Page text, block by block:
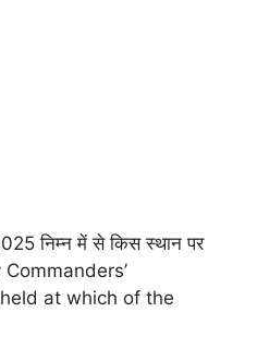
निम्न में से किस स्थान पर
Commanders’
at which of the